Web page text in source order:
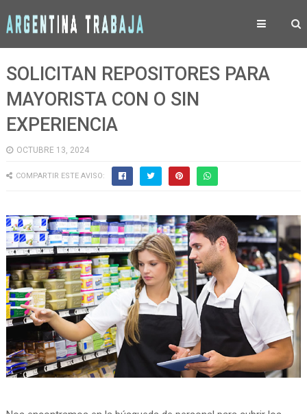
SOLICITAN REPOSITORES PARA
MAYORISTA CON O SIN
EXPERIENCIA
OCTUBRE 13, 2024
COMPARTIR ESTE AVISO: